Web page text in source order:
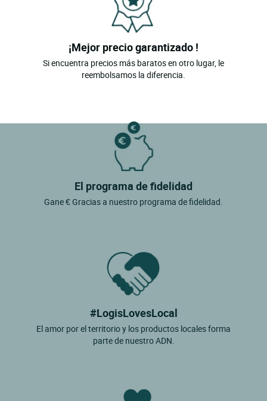
¡Mejor precio garantizado !
Si encuentra precios más baratos en otro lugar, le
reembolsamos la diferencia.
El programa de fidelidad
Gane € Gracias a nuestro programa de fidelidad.
#LogisLovesLocal
El amor por el territorio y los productos locales forma
parte de nuestro ADN.